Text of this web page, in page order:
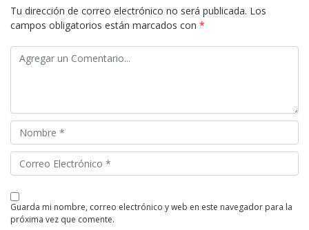
Tu dirección de correo electrónico no será publicada. Los
campos obligatorios están marcados con *
guarda mi nombre, correo electrónico y web en este navegador para la
próxima vez que comente.